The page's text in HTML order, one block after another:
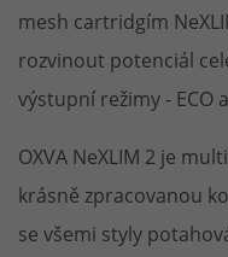
mesh cartridgím
rozvinout potenciál
výstupní režimy - ECO
OXVA NeXLIM 2 je
krásně zpracovanou
se všemi styly